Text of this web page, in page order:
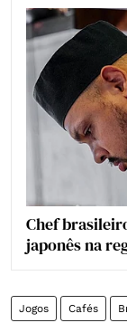
Chef
japonês na
Jogos Cafés